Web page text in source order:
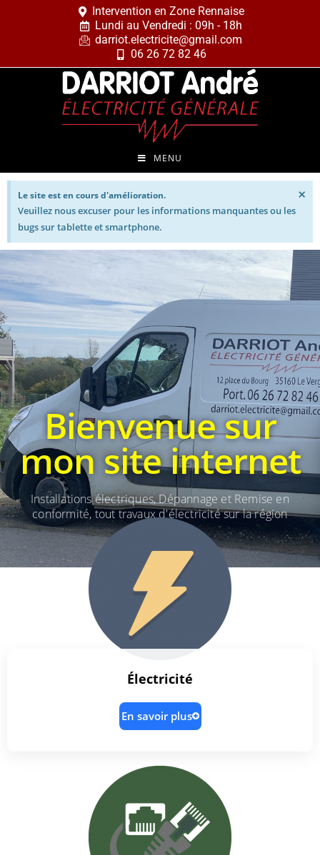
Intervention en Zone Rennaise
Lundi au Vendredi : 09h - 18h
darriot.electricite@gmail.com
06 26 72 82 46
MENU
Le site est en cours d'amélioration.
Veuillez nous excuser pour les informations manquantes ou les
bugs sur tablette et smartphone.
×
Bienvenue sur
mon site internet
Installations électriques, Dépannage et Remise en
conformité, tout travaux d'électricité sur la région
Électricité
En savoir plus